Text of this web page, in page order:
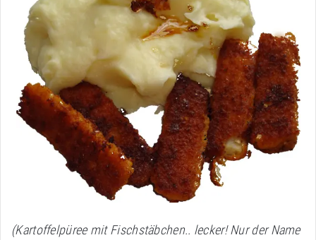
(Kartoffelpüree mit Fischstäbchen.. lecker! Nur der Name